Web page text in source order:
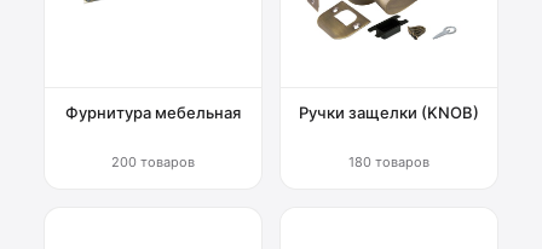
Фурнитура мебельная
200 товаров
Ручки защелки (KNOB)
180 товаров